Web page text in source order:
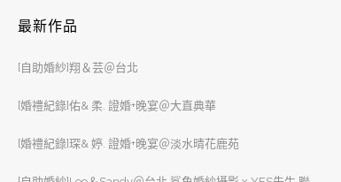
最新作品
[自助婚紗]翔＆芸＠台北
[婚禮紀錄]佑& 柔. 證婚+晚宴＠大直典華
[婚禮紀錄]琛& 婷. 證婚+晚宴＠淡水晴花鹿苑